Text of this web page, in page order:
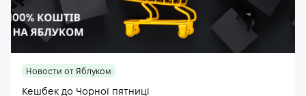
Новости от Яблуком
Кешбек до Чорної пятниці